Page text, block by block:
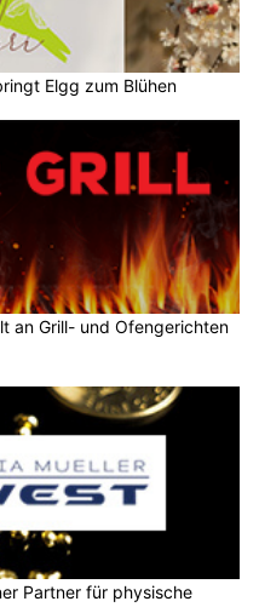
Elgg zum Blühen
an Grill- und Ofengerichten
Partner für physische